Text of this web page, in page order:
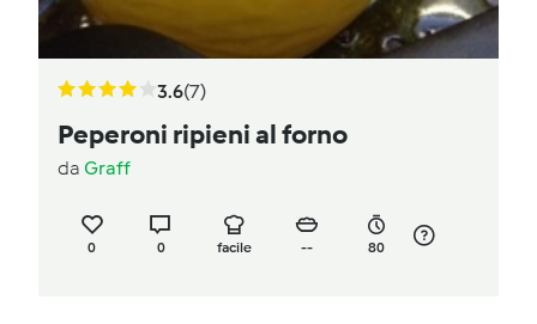
3.6(7)
Peperoni ripieni al forno
da Graff
0 0 facile -- 80